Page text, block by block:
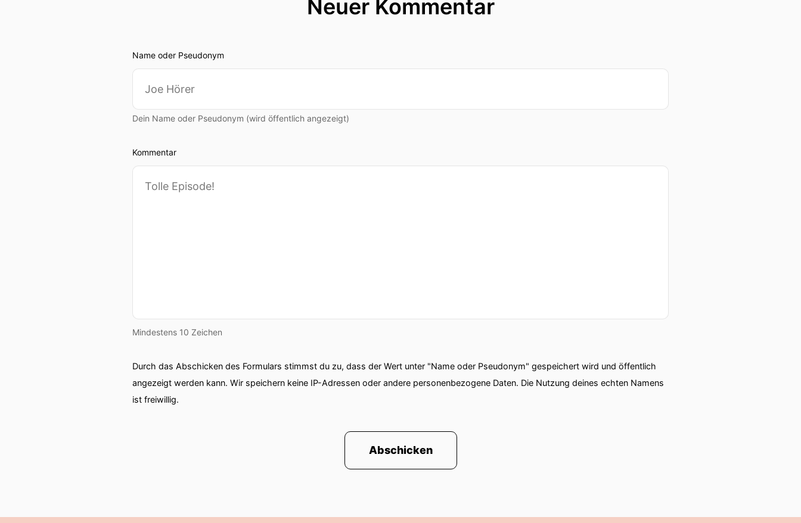
Neuer Kommentar
Name oder Pseudonym
Dein Name oder Pseudonym (wird öffentlich angezeigt)
Kommentar
Mindestens 10 Zeichen
Durch das Abschicken des Formulars stimmst du zu, dass der Wert unter "Name oder Pseudonym" gespeichert wird und öffentlich
angezeigt werden kann. Wir speichern keine IP-Adressen oder andere personenbezogene Daten. Die Nutzung deines echten Namens
ist freiwillig.
Abschicken